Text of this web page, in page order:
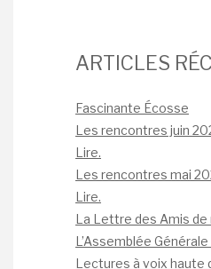
ARTICLES
Fascinante Écosse
Les rencontres juin
Lire.
Les rencontres mai
Lire.
La Lettre des Amis de
L’Assemblée Générale
Lectures à voix haute